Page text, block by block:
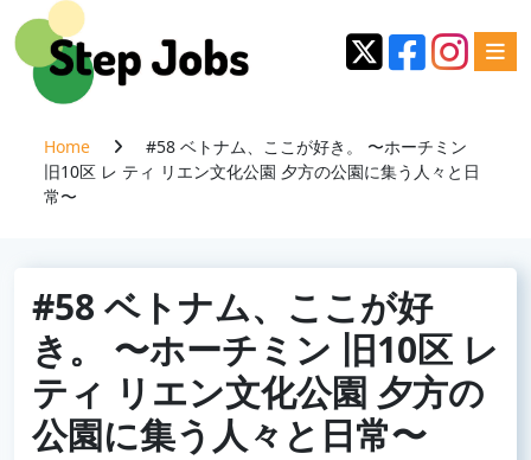
Home
#58 ベトナム、ここが好き。 〜ホーチミン
旧10区 レ ティ リエン文化公園 夕方の公園に集う人々と日
常〜
#58 ベトナム、ここが好
き。 〜ホーチミン 旧10区 レ
ティ リエン文化公園 夕方の
公園に集う人々と日常〜